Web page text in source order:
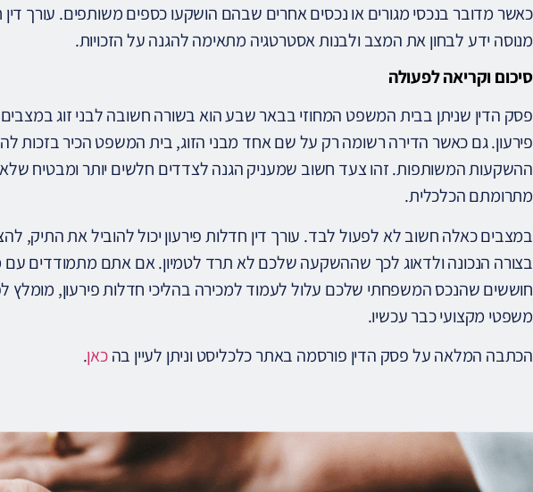
כאשר מדובר בנכסי מגורים או נכסים אחרים שבהם הושקעו כספים משותפים. עורך דין
מנוסה ידע לבחון את המצב ולבנות אסטרטגיה מתאימה להגנה על הזכויות.
סיכום וקריאה לפעולה
פסק הדין שניתן בבית המשפט המחוזי בבאר שבע הוא בשורה חשובה לבני זוג
פירעון. גם כאשר הדירה רשומה רק על שם אחד מבני הזוג, בית המשפט הכיר בזכות
ההשקעות המשותפות. זהו צעד חשוב שמעניק הגנה לצדדים חלשים יותר ומבטיח
מתרומתם הכלכלית.
במצבים כאלה חשוב לא לפעול לבד. עורך דין חדלות פירעון יכול להוביל את התיק,
בצורה הנכונה ולדאוג לכך שההשקעה שלכם לא תרד לטמיון. אם אתם מתמודדים עם
חוששים שהנכס המשפחתי שלכם עלול לעמוד למכירה בהליכי חדלות פירעון, מומלץ
משפטי מקצועי כבר עכשיו.
הכתבה המלאה על פסק הדין פורסמה באתר כלכליסט וניתן לעיין בהכאן.